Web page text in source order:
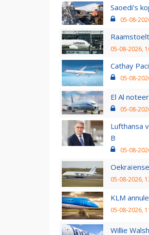
Saoedi’s
05-08-
05-08-2026,
Cathay
05-08-
El Al
05-08-
Lufthansa
B
05-08-
05-08-2026,
KLM
05-08-2026,
Willie